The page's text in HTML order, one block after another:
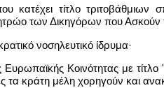
κατέχει τίτλο
των Δικηγόρων που
νοσηλευτικό ίδρυμα·
Κοινότητας με
τα κράτη μέλη χορηγούν και